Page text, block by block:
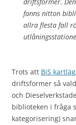
fanns nitton
allra flesta fall
Trots att BiS
driftsformer så
och
biblioteken i fråga
kategorisering)